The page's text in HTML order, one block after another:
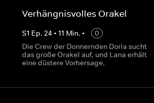
Verhängnisvolles Orakel
S1 Ep. 24 • 11 Min. •
0
Die Crew der Donnernden Doria sucht
das große Orakel auf, und Lana erhält
eine düstere Vorhersage.